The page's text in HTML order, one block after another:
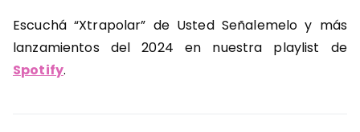
Escuchá “Xtrapolar” de Usted Señalemelo y más
lanzamientos del 2024 en nuestra playlist de
Spotify.